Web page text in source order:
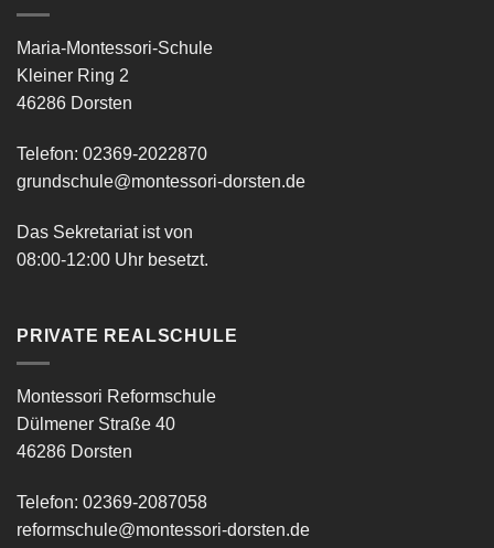
Maria-Montessori-Schule
Kleiner Ring 2
46286 Dorsten
Telefon: 02369-2022870
grundschule@montessori-dorsten.de
Das Sekretariat ist von
08:00-12:00 Uhr besetzt.
PRIVATE REALSCHULE
Montessori Reformschule
Dülmener Straße 40
46286 Dorsten
Telefon: 02369-2087058
reformschule@montessori-dorsten.de